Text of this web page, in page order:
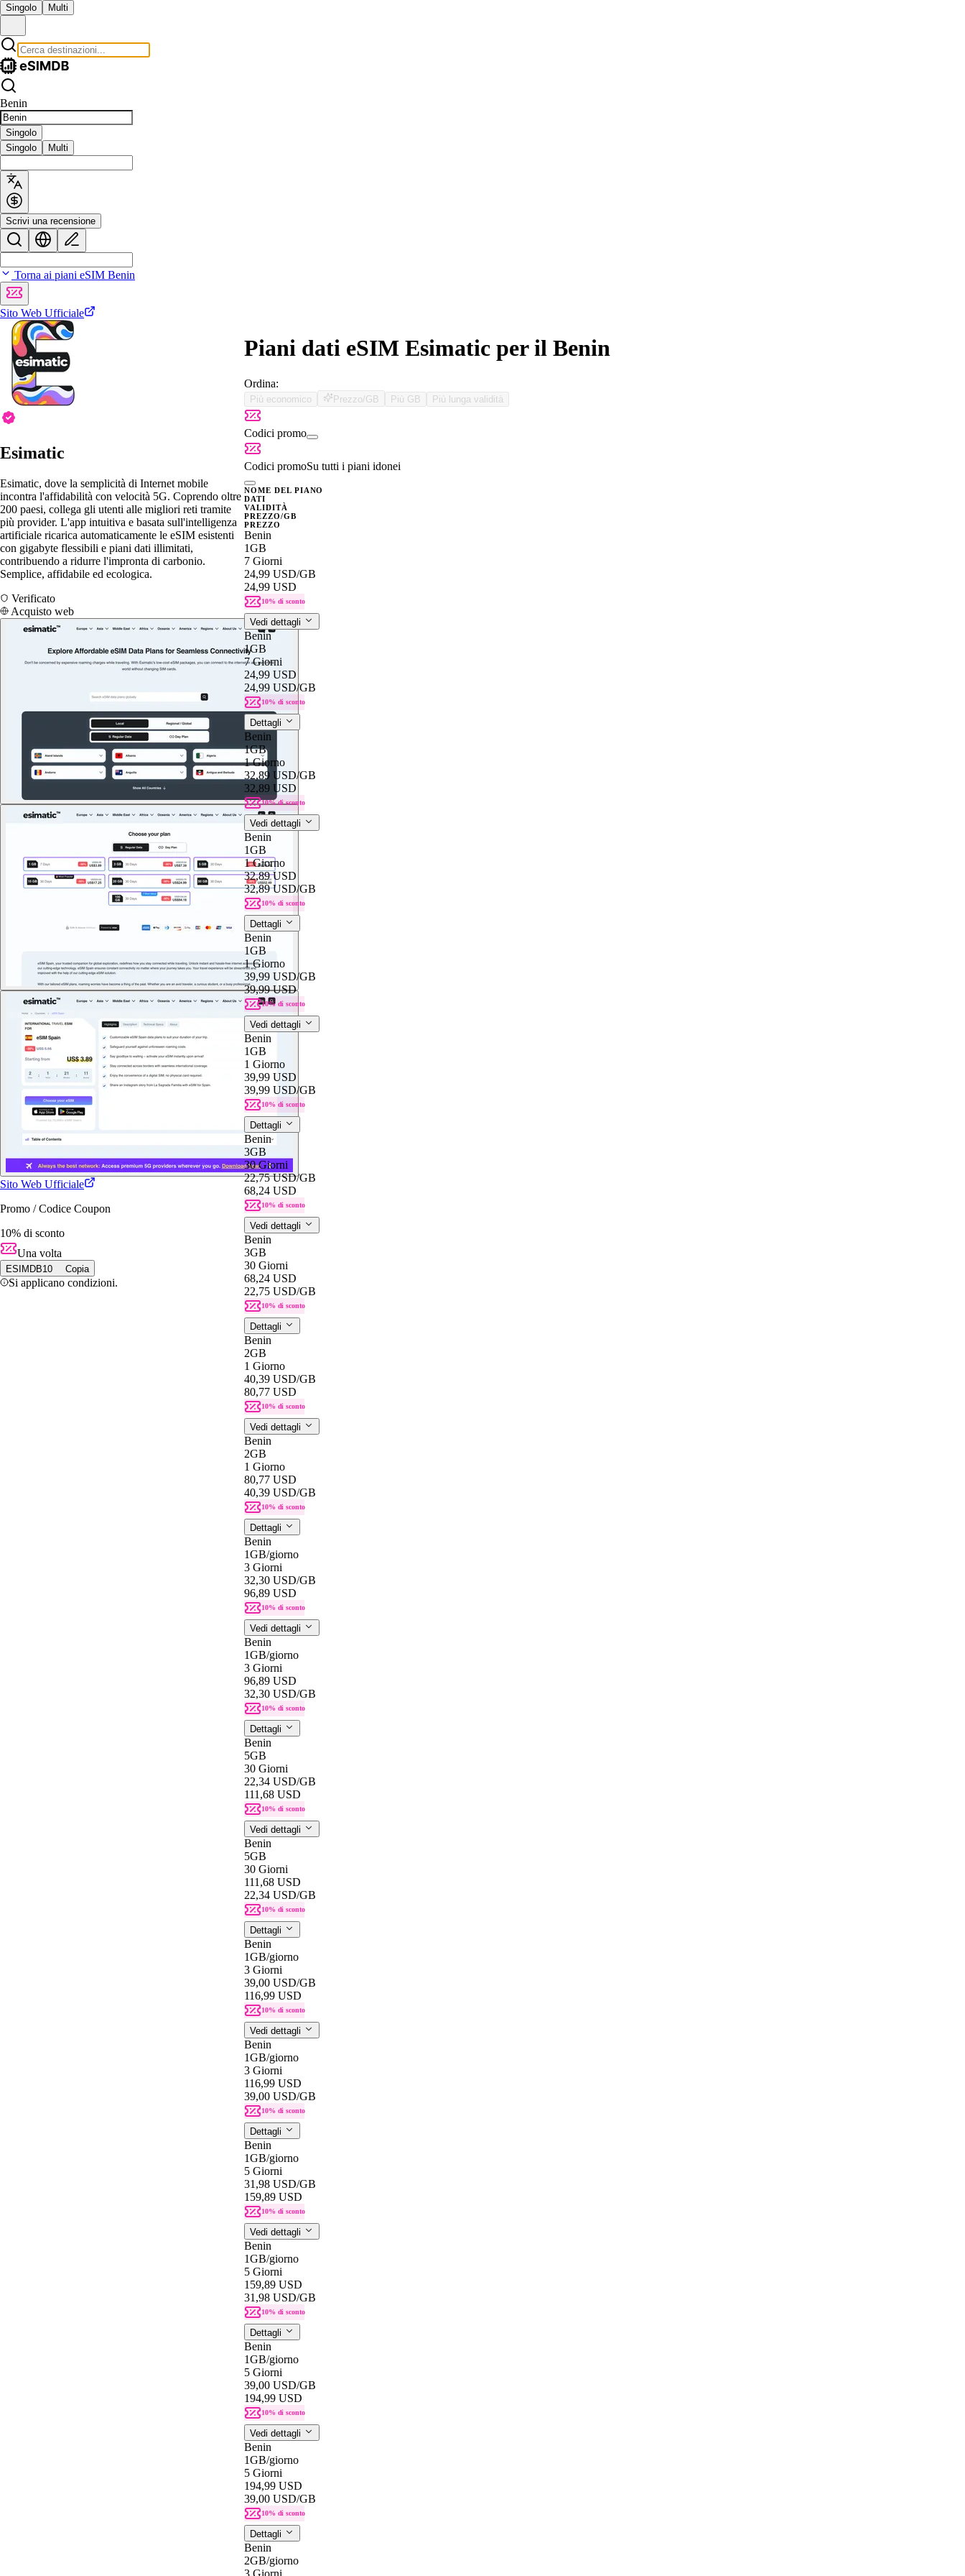
Singolo Multi
Benin
Singolo
Singolo
Multi
Scrivi una recensione
Torna ai piani eSIM Benin
Sito Web Ufficiale
Esimatic
Esimatic, dove la semplicità di Internet mobile
incontra l'affidabilità con velocità 5G. Coprendo oltre
200 paesi, collega gli utenti alle migliori reti tramite
più provider. L'app intuitiva e basata sull'intelligenza
artificiale ricarica automaticamente le eSIM esistenti
con gigabyte flessibili e piani dati illimitati,
contribuendo a ridurre l'impronta di carbonio.
Semplice, affidabile ed ecologica.
Verificato
Acquisto web
Sito Web Ufficiale
Promo / Codice Coupon
10% di sconto
Una volta
ESIMDB10 Copia
Si applicano condizioni.
Piani dati eSIM Esimatic per il Benin
Ordina:
Più economico Prezzo/GB Più GB Più lunga validità
Codici promo
Codici promoSu tutti i piani idonei
NOME DEL PIANO
DATI
VALIDITÀ
PREZZO/GB
PREZZO
Benin
1GB
7 Giorni
24,99 USD/GB
24,99 USD
10% di sconto
Vedi dettagli
Benin
1GB
7 Giorni
24,99 USD
24,99 USD/GB
10% di sconto
Dettagli
Benin
1GB
1 Giorno
32,89 USD/GB
32,89 USD
10% di sconto
Vedi dettagli
Benin
1GB
1 Giorno
32,89 USD
32,89 USD/GB
10% di sconto
Dettagli
Benin
1GB
1 Giorno
39,99 USD/GB
39,99 USD
10% di sconto
Vedi dettagli
Benin
1GB
1 Giorno
39,99 USD
39,99 USD/GB
10% di sconto
Dettagli
Benin
3GB
30 Giorni
22,75 USD/GB
68,24 USD
10% di sconto
Vedi dettagli
Benin
3GB
30 Giorni
68,24 USD
22,75 USD/GB
10% di sconto
Dettagli
Benin
2GB
1 Giorno
40,39 USD/GB
80,77 USD
10% di sconto
Vedi dettagli
Benin
2GB
1 Giorno
80,77 USD
40,39 USD/GB
10% di sconto
Dettagli
Benin
1GB/giorno
3 Giorni
32,30 USD/GB
96,89 USD
10% di sconto
Vedi dettagli
Benin
1GB/giorno
3 Giorni
96,89 USD
32,30 USD/GB
10% di sconto
Dettagli
Benin
5GB
30 Giorni
22,34 USD/GB
111,68 USD
10% di sconto
Vedi dettagli
Benin
5GB
30 Giorni
111,68 USD
22,34 USD/GB
10% di sconto
Dettagli
Benin
1GB/giorno
3 Giorni
39,00 USD/GB
116,99 USD
10% di sconto
Vedi dettagli
Benin
1GB/giorno
3 Giorni
116,99 USD
39,00 USD/GB
10% di sconto
Dettagli
Benin
1GB/giorno
5 Giorni
31,98 USD/GB
159,89 USD
10% di sconto
Vedi dettagli
Benin
1GB/giorno
5 Giorni
159,89 USD
31,98 USD/GB
10% di sconto
Dettagli
Benin
1GB/giorno
5 Giorni
39,00 USD/GB
194,99 USD
10% di sconto
Vedi dettagli
Benin
1GB/giorno
5 Giorni
194,99 USD
39,00 USD/GB
10% di sconto
Dettagli
Benin
2GB/giorno
3 Giorni